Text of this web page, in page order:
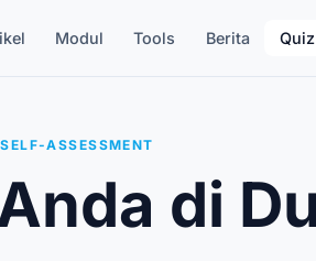
Modul Tools Berita Quiz
SELF-ASSESSMENT
di